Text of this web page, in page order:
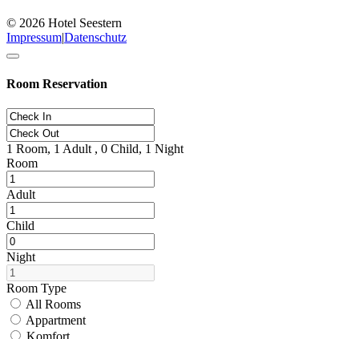
© 2026 Hotel Seestern
Impressum|Datenschutz
Room Reservation
1 Room, 1 Adult , 0 Child, 1 Night
Room
Adult
Child
Night
Room Type
All Rooms
Appartment